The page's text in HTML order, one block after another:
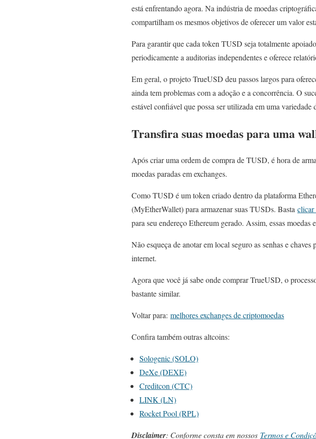
está enfrentando agora. Na indústria de moedas
compartilham os mesmos objetivos de oferecer um valor
Para garantir que cada token TUSD seja totalmente
periodicamente a auditorias independentes e oferece
Em geral, o projeto TrueUSD deu passos largos para
ainda tem problemas com a adoção e a concorrência. O
estável confiável que possa ser utilizada em uma
Transfira suas moedas para uma
Após criar uma ordem de compra de TUSD, é hora de
moedas paradas em exchanges.
Como TUSD é um token criado dentro da plataforma
(MyEtherWallet) para armazenar suas TUSDs. Basta clicar
para seu endereço Ethereum gerado. Assim, essas moedas
Não esqueça de anotar em local seguro as senhas e chaves
internet.
Agora que você já sabe onde comprar TrueUSD, o
bastante similar.
Voltar para: melhores exchanges de criptomoedas
Confira também outras altcoins:
Sologenic (SOLO)
DeXe (DEXE)
Creditcon (CTC)
LINK (LN)
Rocket Pool (RPL)
Disclaimer: Conforme consta em nossos Termos e